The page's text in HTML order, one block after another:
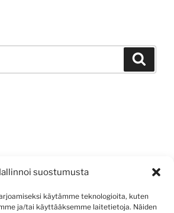
suostumusta
käytämme teknologioita, kuten
ja/tai käyttääksemme laitetietoja. Näiden